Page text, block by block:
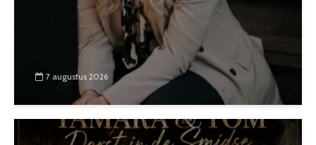
7 augustus 2026